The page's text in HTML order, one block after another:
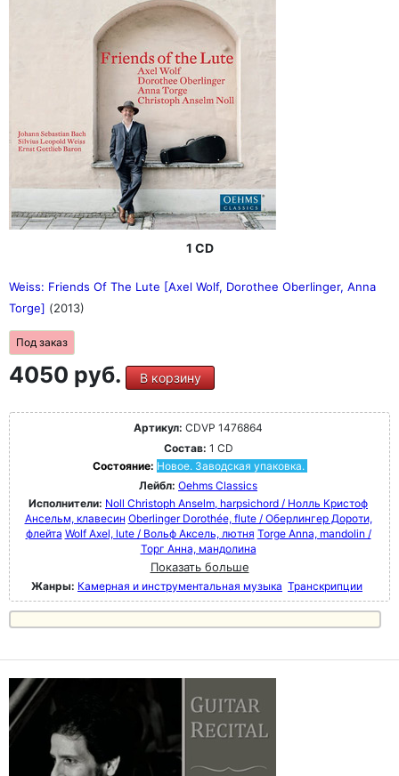
1 CD
Weiss: Friends Of The Lute [Axel Wolf, Dorothee Oberlinger, Anna
Torge] (2013)
Под заказ
4050 руб. В корзину
Артикул: CDVP 1476864
Состав: 1 CD
Состояние: Новое. Заводская упаковка.
Лейбл: Oehms Classics
Исполнители: Noll Christoph Anselm, harpsichord / Нолль Кристоф
Ансельм, клавесин Oberlinger Dorothée, flute / Оберлингер Дороти,
флейта Wolf Axel, lute / Вольф Аксель, лютня Torge Anna, mandolin /
Торг Анна, мандолина
Показать больше
Жанры: Камерная и инструментальная музыка Транскрипции